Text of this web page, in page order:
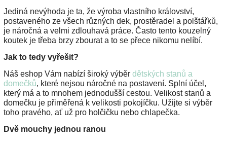
Jediná nevýhoda je ta, že výroba vlastního království,
postaveného ze všech různých dek, prostěradel a polštářků,
je náročná a velmi zdlouhavá práce. Často tento kouzelný
koutek je třeba brzy zbourat a to se přece nikomu nelíbí.
Jak to tedy vyřešit?
Náš eshop Vám nabízí široký výběr dětských stanů a
domečků, které nejsou náročné na postavení. Splní účel,
který má a to mnohem jednodušší cestou. Velikost stanů a
domečku je přiměřená k velikosti pokojíčku. Užijte si výběr
toho pravého, ať už pro holčičku nebo chlapečka.
Dvě mouchy jednou ranou